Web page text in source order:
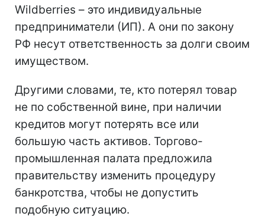
Wildberries – это индивидуальные
предприниматели (ИП). А они по закону
РФ несут ответственность за долги своим
имуществом.
Другими словами, те, кто потерял товар
не по собственной вине, при наличии
кредитов могут потерять все или
большую часть активов. Торгово-
промышленная палата предложила
правительству изменить процедуру
банкротства, чтобы не допустить
подобную ситуацию.